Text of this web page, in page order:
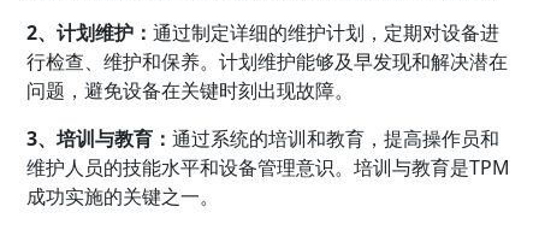
2、计划维护：通过制定详细的维护计划，定期对设备进
行检查、维护和保养。计划维护能够及早发现和解决潜在
问题，避免设备在关键时刻出现故障。
3、培训与教育：通过系统的培训和教育，提高操作员和
维护人员的技能水平和设备管理意识。培训与教育是TPM
成功实施的关键之一。